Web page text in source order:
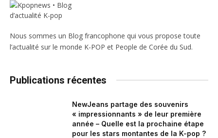
Nous sommes un Blog francophone qui vous propose toute
l’actualité sur le monde K-POP et People de Corée du Sud.
Publications récentes
NewJeans partage des souvenirs
« impressionnants » de leur première
année – Quelle est la prochaine étape
pour les stars montantes de la K-pop ?